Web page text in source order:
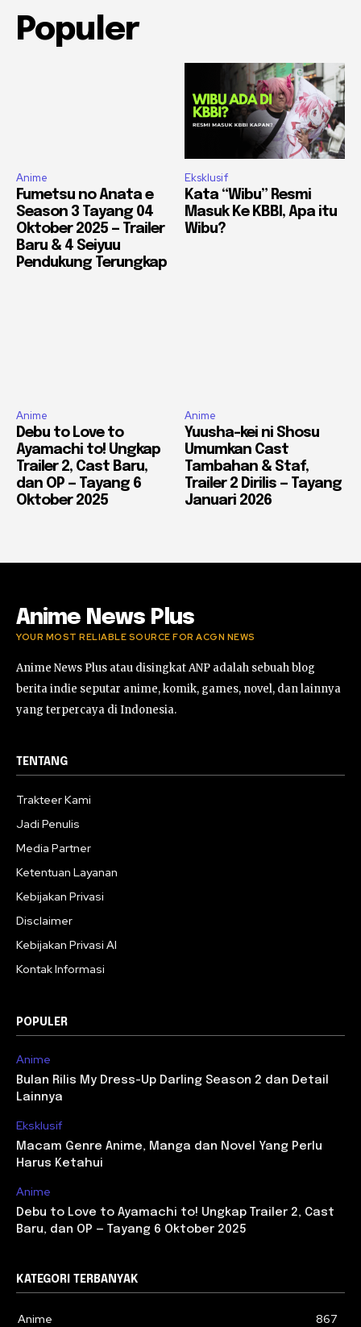
Populer
Anime
Fumetsu no Anata e
Season 3 Tayang 04
Oktober 2025 — Trailer
Baru & 4 Seiyuu
Pendukung Terungkap
Eksklusif
Kata “Wibu” Resmi
Masuk Ke KBBI, Apa itu
Wibu?
Anime
Debu to Love to
Ayamachi to! Ungkap
Trailer 2, Cast Baru,
dan OP — Tayang 6
Oktober 2025
Anime
Yuusha-kei ni Shosu
Umumkan Cast
Tambahan & Staf,
Trailer 2 Dirilis — Tayang
Januari 2026
Anime News Plus
YOUR MOST RELIABLE SOURCE FOR ACGN NEWS
Anime News Plus atau disingkat ANP adalah sebuah blog
berita indie seputar anime, komik, games, novel, dan lainnya
yang terpercaya di Indonesia.
TENTANG
Trakteer Kami
Jadi Penulis
Media Partner
Ketentuan Layanan
Kebijakan Privasi
Disclaimer
Kebijakan Privasi AI
Kontak Informasi
POPULER
Anime
Bulan Rilis My Dress-Up Darling Season 2 dan Detail
Lainnya
Eksklusif
Macam Genre Anime, Manga dan Novel Yang Perlu
Harus Ketahui
Anime
Debu to Love to Ayamachi to! Ungkap Trailer 2, Cast
Baru, dan OP — Tayang 6 Oktober 2025
KATEGORI TERBANYAK
Anime 867